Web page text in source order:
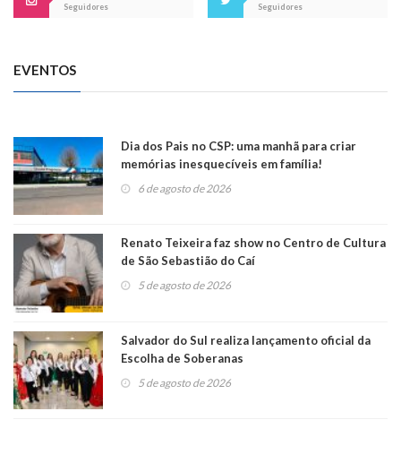
Seguidores
Seguidores
EVENTOS
Dia dos Pais no CSP: uma manhã para criar
memórias inesquecíveis em família!
6 de agosto de 2026
Renato Teixeira faz show no Centro de Cultura
de São Sebastião do Caí
5 de agosto de 2026
Salvador do Sul realiza lançamento oficial da
Escolha de Soberanas
5 de agosto de 2026